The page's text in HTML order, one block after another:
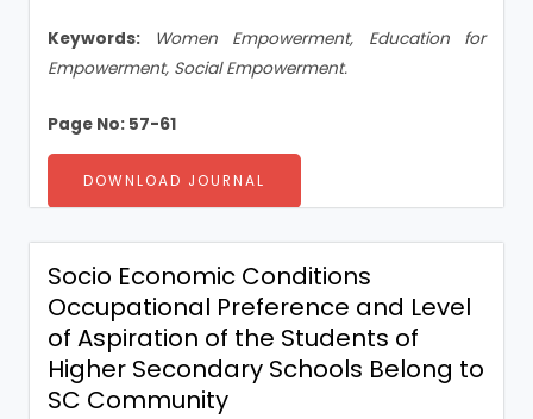
Keywords:
Women Empowerment, Education for
Empowerment, Social Empowerment.
Page No: 57-61
DOWNLOAD JOURNAL
Socio Economic Conditions
Occupational Preference and Level
of Aspiration of the Students of
Higher Secondary Schools Belong to
SC Community